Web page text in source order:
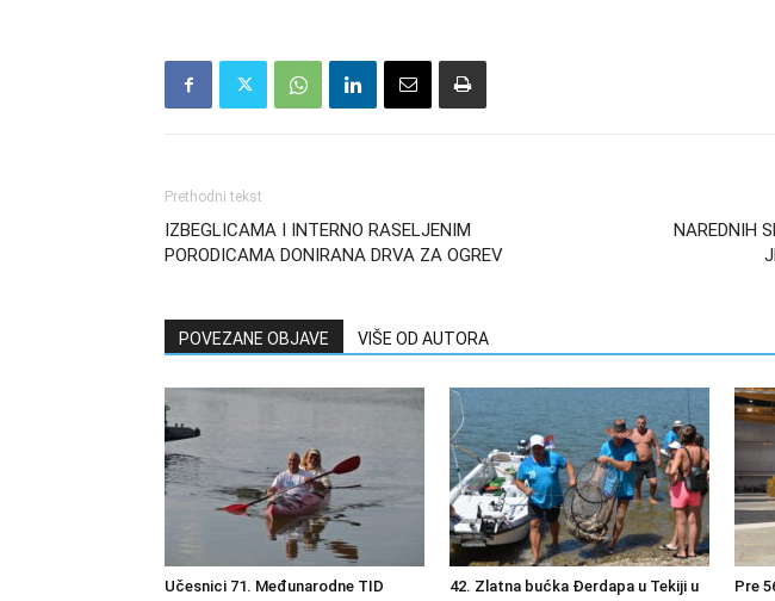
Prethodni tekst
IZBEGLICAMA I INTERNO RASELJENIM
PORODICAMA DONIRANA DRVA ZA OGREV
NAREDNIH
POVEZANE OBJAVE VIŠE OD AUTORA
Učesnici 71. Međunarodne TID 42. Zlatna bućka Đerdapa u Tekiji u Pre